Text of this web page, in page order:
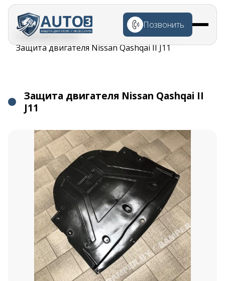
Перейти к
основному
содержанию
Позвонить
Строка
навигации
ГлавнаяКаталог
Защита двигателя Nissan Qashqai II J11
Защита двигателя Nissan Qashqai II
J11